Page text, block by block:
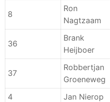
8
Ron
Nagtzaam
36
Brank
Heijboer
37
Robbertjan
Groeneweg
4 Jan Nierop